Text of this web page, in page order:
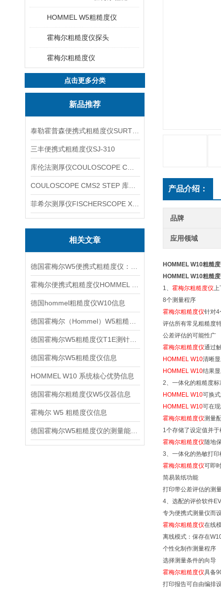
HOMMEL W5粗糙度仪
霍梅尔粗糙度仪探头
霍梅尔粗糙度仪
点击更多分类
新品推荐
三丰便携式粗糙度仪SJ-310
相关文章
德国hommel粗糙度仪W10信息
德国霍梅尔W5粗糙度仪信息
HOMMEL W10 系统核心优势信息
德国霍梅尔粗糙度仪W5仪器信息
霍梅尔 W5 粗糙度仪信息
产品介绍：
品牌
应用领域
HOMMEL W10粗糙
HOMMEL W10粗糙
1、 霍梅尔粗糙度仪上
8个测量程序
霍梅尔粗糙度仪针对4
评估所有常见粗糙度
公差评估的可能性广
霍梅尔粗糙度仪通过
HOMMEL W10清晰
HOMMEL W10结果
2、一体化的粗糙度标
HOMMEL W10可换
HOMMEL W10可在
霍梅尔粗糙度仪测量
1个存储了设定值并
霍梅尔粗糙度仪随地
3、一体化的热敏打印
霍梅尔粗糙度仪可即
简易装纸功能
打印带公差评估的测
4、选配的评价软件
专为便携式测量仪而
霍梅尔粗糙度仪在线
离线模式：保存在
个性化制作测量程序
选择测量条件的向导
霍梅尔粗糙度仪具备
打印报告可自由编排